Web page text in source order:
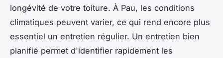
longévité de votre toiture. À Pau, les conditions
climatiques peuvent varier, ce qui rend encore plus
essentiel un entretien régulier. Un entretien bien
planifié permet d'identifier rapidement les